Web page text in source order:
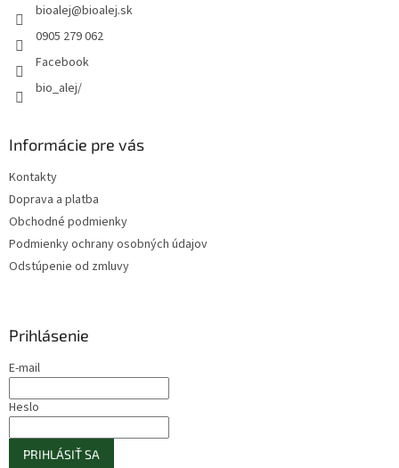
bioalej@bioalej.sk
0905 279 062
Facebook
bio_alej/
Informácie pre vás
Kontakty
Doprava a platba
Obchodné podmienky
Podmienky ochrany osobných údajov
Odstúpenie od zmluvy
Prihlásenie
E-mail
Heslo
PRIHLÁSIŤ SA